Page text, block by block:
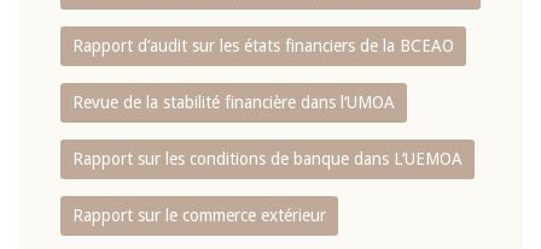
Rapport d‘audit sur les états financiers de la BCEAO
Revue de la stabilité financière dans l‘UMOA
Rapport sur les conditions de banque dans L‘UEMOA
Rapport sur le commerce extérieur